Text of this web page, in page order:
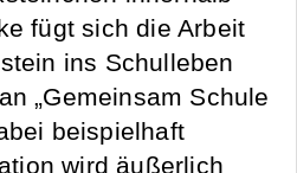
fügt sich die Arbeit
ins Schulleben
„Gemeinsam Schule
beispielhaft
wird äußerlich